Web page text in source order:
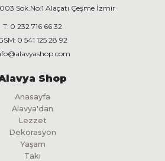
Sok.No:1 Alaçatı Çeşme İzmir
T: 0 232 716 66 32
0 541 125 28 92
Shop
Anasayfa
Alavya'dan
Lezzet
Dekorasyon
Yaşam
Takı